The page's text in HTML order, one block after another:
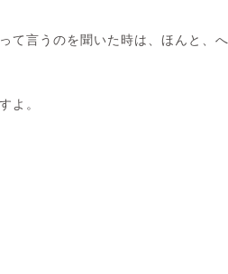
言うのを聞いた時は、ほんと、
よ。